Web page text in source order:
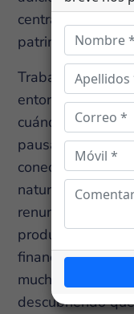
central de la
patrimonial.
Trabajar desde
entorno
cuándo caminar,
pausar y cuándo
conectar con la
naturaleza no
renunciar a
productividad ni
financiera. Al
muchas
descubriendo